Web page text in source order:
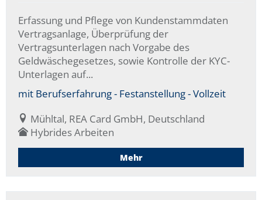
Erfassung und Pflege von Kundenstammdaten
Vertragsanlage, Überprüfung der
Vertragsunterlagen nach Vorgabe des
Geldwäschegesetzes, sowie Kontrolle der KYC-
Unterlagen auf...
mit Berufserfahrung - Festanstellung - Vollzeit
Mühltal, REA Card GmbH, Deutschland
Hybrides Arbeiten
Mehr